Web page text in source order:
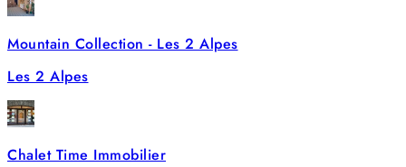
Mountain Collection - Les 2 Alpes
Les 2 Alpes
Chalet Time Immobilier